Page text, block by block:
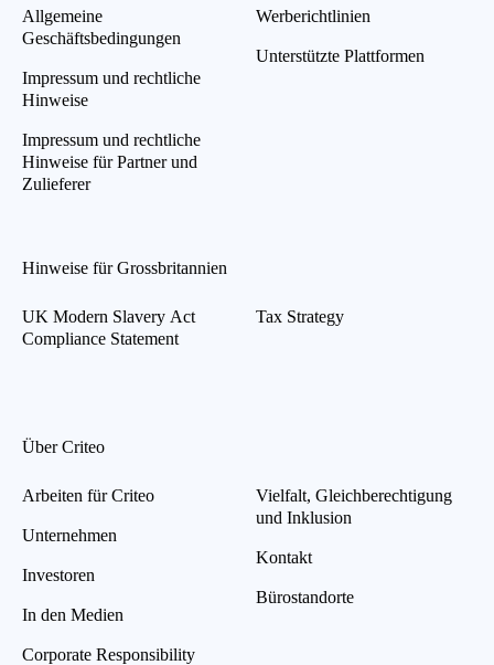
Allgemeine
Geschäftsbedingungen
Impressum und rechtliche
Hinweise
Impressum und rechtliche
Hinweise für Partner und
Zulieferer
Werberichtlinien
Unterstützte Plattformen
Hinweise für Grossbritannien
UK Modern Slavery Act
Compliance Statement
Tax Strategy
Über Criteo
Arbeiten für Criteo
Unternehmen
Investoren
In den Medien
Corporate Responsibility
Vielfalt, Gleichberechtigung
und Inklusion
Kontakt
Bürostandorte